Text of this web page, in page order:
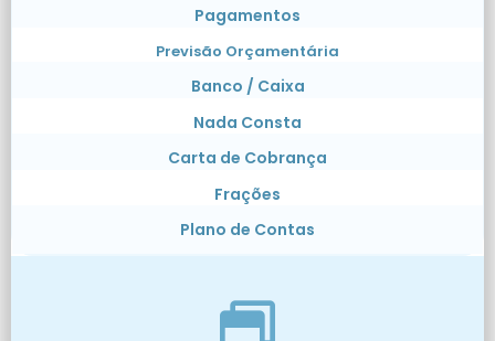
Pagamentos
Previsão Orçamentária
Banco / Caixa
Nada Consta
Carta de Cobrança
Frações
Plano de Contas